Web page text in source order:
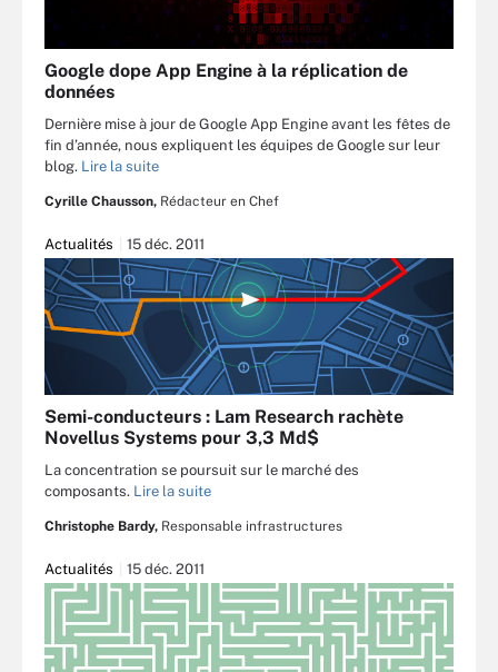
Google dope App Engine à la réplication de
données
Dernière mise à jour de Google App Engine avant les fêtes de
fin d’année, nous expliquent les équipes de Google sur leur
blog. Lire la suite
Cyrille Chausson, Rédacteur en Chef
Actualités 15 déc. 2011
Semi-conducteurs : Lam Research rachète
Novellus Systems pour 3,3 Md$
La concentration se poursuit sur le marché des
composants. Lire la suite
Christophe Bardy, Responsable infrastructures
Actualités 15 déc. 2011